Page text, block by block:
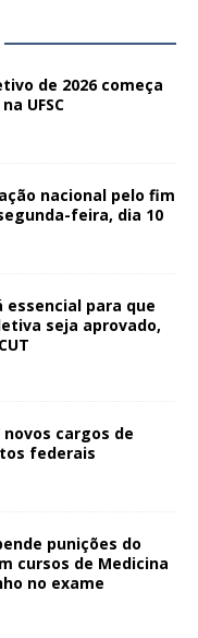
de 2026 começa
UFSC
nacional pelo fim
feira, dia 10
essencial para que
seja aprovado,
cargos de
federais
punições do
cursos de Medicina
no exame